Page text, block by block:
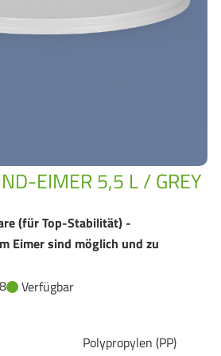
EIMER 5,5 L / GREY
(für Top-Stabilität) -
Eimer sind möglich und zu
Verfügbar
Polypropylen (PP)
GrassBased Eimer